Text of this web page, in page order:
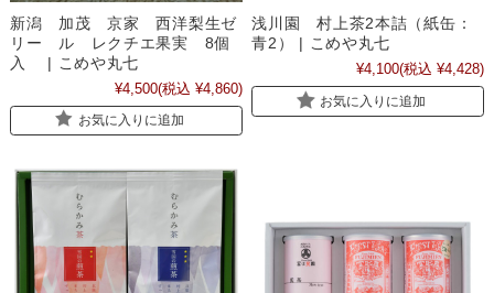
新潟 加茂 京家 西洋梨生ゼ
リー ル レクチエ果実 8個
入 | こめや丸七
¥4,500(税込 ¥4,860)
お気に入りに追加
浅川園 村上茶2本詰（紙缶：
青2） | こめや丸七
¥4,100(税込 ¥4,428)
お気に入りに追加